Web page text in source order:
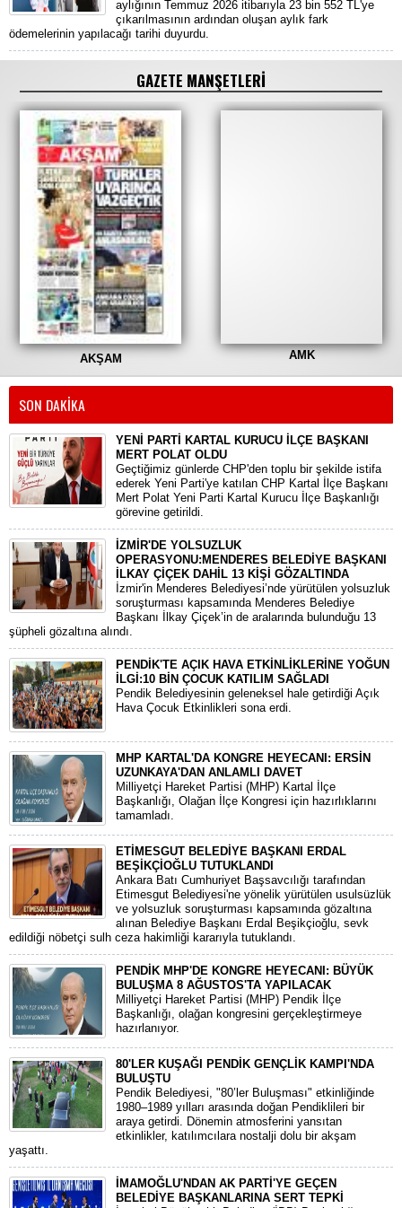
aylığının Temmuz 2026 itibarıyla 23 bin 552 TL'ye
çıkarılmasının ardından oluşan aylık fark
ödemelerinin yapılacağı tarihi duyurdu.
GAZETE MANŞETLERİ
AKŞAM AMK
SON DAKİKA
YENİ PARTİ KARTAL KURUCU İLÇE BAŞKANI
MERT POLAT OLDU
Geçtiğimiz günlerde CHP'den toplu bir şekilde istifa
ederek Yeni Parti'ye katılan CHP Kartal İlçe Başkanı
Mert Polat Yeni Parti Kartal Kurucu İlçe Başkanlığı
görevine getirildi.
İZMİR'DE YOLSUZLUK
OPERASYONU:MENDERES BELEDİYE BAŞKANI
İLKAY ÇİÇEK DAHİL 13 KİŞİ GÖZALTINDA
​İzmir'in Menderes Belediyesi’nde yürütülen yolsuzluk
soruşturması kapsamında Menderes Belediye
Başkanı İlkay Çiçek’in de aralarında bulunduğu 13
şüpheli gözaltına alındı.
PENDİK'TE AÇIK HAVA ETKİNLİKLERİNE YOĞUN
İLGİ:10 BİN ÇOCUK KATILIM SAĞLADI
Pendik Belediyesinin geleneksel hale getirdiği Açık
Hava Çocuk Etkinlikleri sona erdi.
MHP KARTAL'DA KONGRE HEYECANI: ERSİN
UZUNKAYA'DAN ANLAMLI DAVET
Milliyetçi Hareket Partisi (MHP) Kartal İlçe
Başkanlığı, Olağan İlçe Kongresi için hazırlıklarını
tamamladı.
ETİMESGUT BELEDİYE BAŞKANI ERDAL
BEŞİKÇİOĞLU TUTUKLANDI
Ankara Batı Cumhuriyet Başsavcılığı tarafından
Etimesgut Belediyesi'ne yönelik yürütülen usulsüzlük
ve yolsuzluk soruşturması kapsamında gözaltına
alınan Belediye Başkanı Erdal Beşikçioğlu, sevk
edildiği nöbetçi sulh ceza hakimliği kararıyla tutuklandı.
PENDİK MHP'DE KONGRE HEYECANI: BÜYÜK
BULUŞMA 8 AĞUSTOS'TA YAPILACAK
​Milliyetçi Hareket Partisi (MHP) Pendik İlçe
Başkanlığı, olağan kongresini gerçekleştirmeye
hazırlanıyor.
80'LER KUŞAĞI PENDİK GENÇLİK KAMPI'NDA
BULUŞTU
Pendik Belediyesi, "80’ler Buluşması" etkinliğinde
1980–1989 yılları arasında doğan Pendiklileri bir
araya getirdi. Dönemin atmosferini yansıtan
etkinlikler, katılımcılara nostalji dolu bir akşam
yaşattı.
İMAMOĞLU'NDAN AK PARTİ'YE GEÇEN
BELEDİYE BAŞKANLARINA SERT TEPKİ